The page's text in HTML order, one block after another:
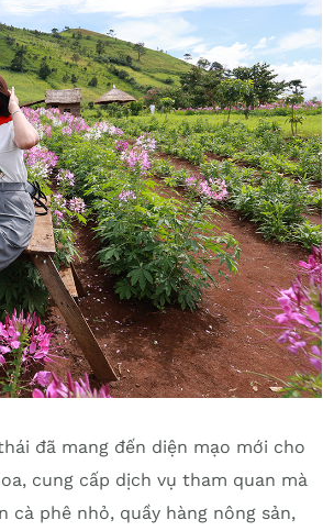
đã mang đến diện mạo mới cho
cung cấp dịch vụ tham quan mà
phê nhỏ, quầy hàng nông sản,